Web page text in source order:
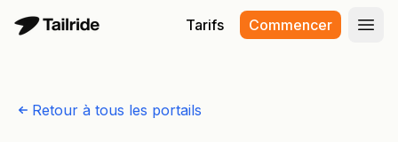
Tarifs Commencer
Retour à tous les portails